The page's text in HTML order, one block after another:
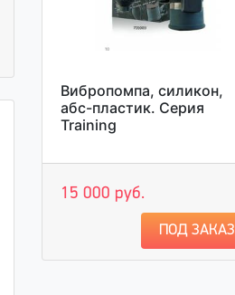
Вибропомпа, силикон,
абс-пластик. Серия
Training
15 000 руб.
ПОД ЗАКАЗ